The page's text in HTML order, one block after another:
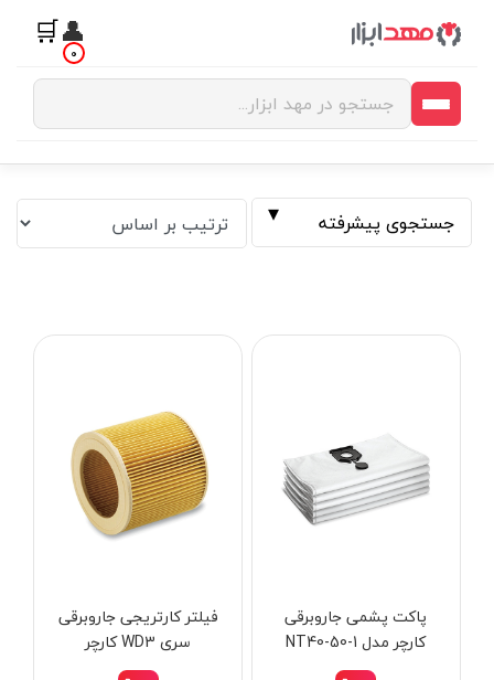
👤
🛒 0
جستجوی پیشرفته
تومان تومان
پاکت پشمی جاروبرقی
کارچر مدل NT40-50-1
فیلتر کارتریجی جاروبرقی
سری WD3 کارچر